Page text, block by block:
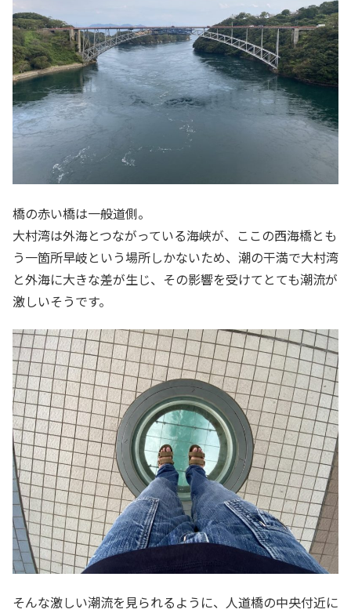
橋の赤い橋は一般道側。
大村湾は外海とつながっている海峡が、ここの西海橋とも
う一箇所早岐という場所しかないため、潮の干満で大村湾
と外海に大きな差が生じ、その影響を受けてとても潮流が
激しいそうです。
そんな激しい潮流を見られるように、人道橋の中央付近に